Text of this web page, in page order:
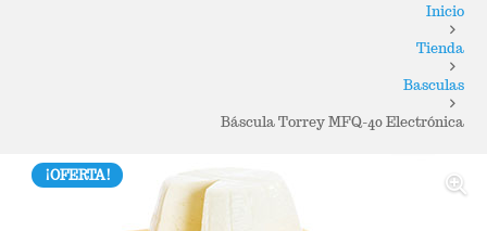
Inicio
Tienda
Basculas
Báscula Torrey MFQ-40 Electrónica
¡OFERTA!